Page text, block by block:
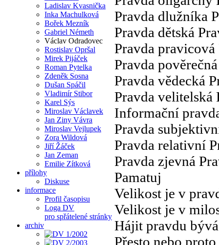
Ladislav Kvasnička
Inka Machulková
Bořek Mezník
Gabriel Németh
Václav Odradovec
Rostislav Opršal
Mirek Pijáček
Roman Pytelka
Zdeněk Sosna
Dušan Spáčil
Vladimír Stibor
Karel Sýs
Miroslav Václavek
Jan Ziny Vávra
Miroslav Vejlupek
Zora Wildová
Jiří Žáček
Jan Zeman
Emilie Zítková
přílohy
Diskuse
informace
Profil časopisu
Loga DV
pro spřátelené stránky
archiv
Pravda dlužníka
Pravda dětská
Pravda
Pravda
Pravda vědecká
Pravda velitelská
Informační
Pravda
Pravda relativní
Pravda zjevná
Pamatuj
Velikost je v
Velikost je v
Hájit pravdu
Přesto nebo proto